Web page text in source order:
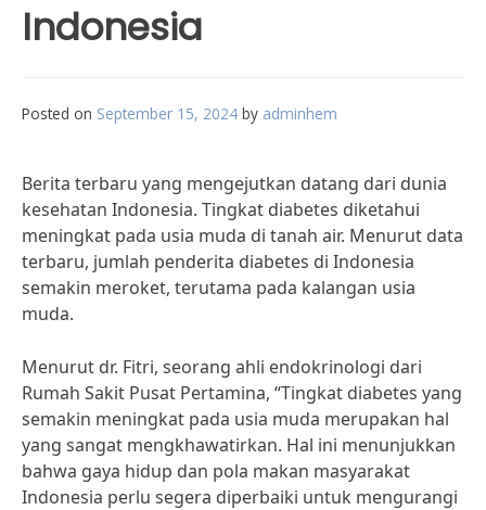
Indonesia
Posted on September 15, 2024 by adminhem
Berita terbaru yang mengejutkan datang dari dunia
kesehatan Indonesia. Tingkat diabetes diketahui
meningkat pada usia muda di tanah air. Menurut data
terbaru, jumlah penderita diabetes di Indonesia
semakin meroket, terutama pada kalangan usia
muda.
Menurut dr. Fitri, seorang ahli endokrinologi dari
Rumah Sakit Pusat Pertamina, “Tingkat diabetes yang
semakin meningkat pada usia muda merupakan hal
yang sangat mengkhawatirkan. Hal ini menunjukkan
bahwa gaya hidup dan pola makan masyarakat
Indonesia perlu segera diperbaiki untuk mengurangi